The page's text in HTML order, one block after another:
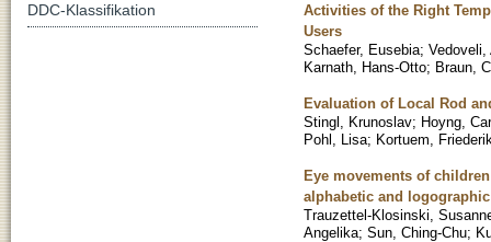
Activities of the Right
Users
Schaefer, Eusebia; Vedoveli,
Karnath, Hans-Otto; Braun,
Evaluation of Local Rod
Stingl, Krunoslav; Hoyng,
Pohl, Lisa; Kortuem,
Eye movements of
alphabetic and
Trauzettel-Klosinski,
Angelika; Sun, Ching-Chu;
DDC-Klassifikation